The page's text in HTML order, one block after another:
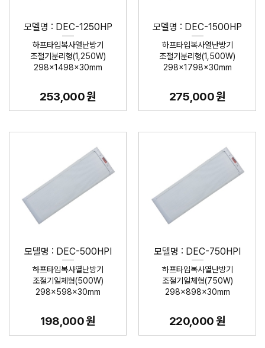
모델명 : DEC-1250HP
하프타입복사열난방기
조절기분리형(1,250W)
298×1498×30mm
253,000 원
모델명 : DEC-1500HP
하프타입복사열난방기
조절기분리형(1,500W)
298×1798×30mm
275,000 원
모델명 : DEC-500HPI
하프타입복사열난방기
조절기일체형(500W)
298×598×30mm
198,000 원
모델명 : DEC-750HPI
하프타입복사열난방기
조절기일체형(750W)
298×898×30mm
220,000 원